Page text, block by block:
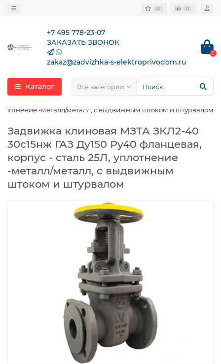
0 0
+7 495 778-23-07
ЗАКАЗАТЬ ЗВОНОК
zakaz@zadvizhka-s-elektroprivodom.ru
0
Каталог Все категории
-металл/металл, с выдвижным штоком и штурвалом
Задвижка клиновая МЗТА ЗКЛ2-40
30с15нж ГАЗ Ду150 Ру40 фланцевая,
корпус - сталь 25Л, уплотнение
-металл/металл, с выдвижным
штоком и штурвалом